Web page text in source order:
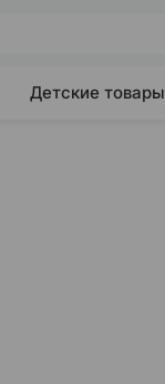
Детские товары